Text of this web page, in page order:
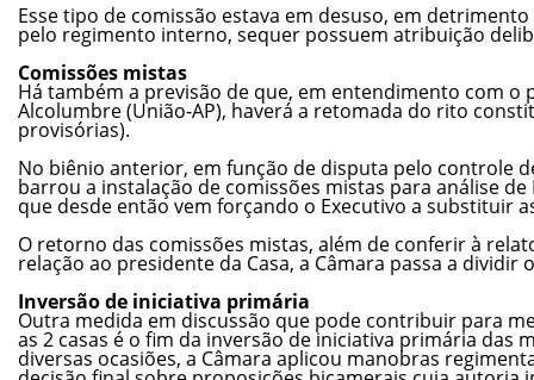
Esse tipo de comissão estava em desuso, em
pelo regimento interno, sequer possuem atribuição
Comissões mistas
Há também a previsão de que, em entendimento com o
Alcolumbre (União-AP), haverá a retomada do rito
provisórias).
No biênio anterior, em função de disputa pelo controle
barrou a instalação de comissões mistas para análise
que desde então vem forçando o Executivo a substituir
O retorno das comissões mistas, além de conferir à
relação ao presidente da Casa, a Câmara passa a
Inversão de iniciativa primária
Outra medida em discussão que pode contribuir para
as 2 casas é o fim da inversão de iniciativa primária das
diversas ocasiões, a Câmara aplicou manobras